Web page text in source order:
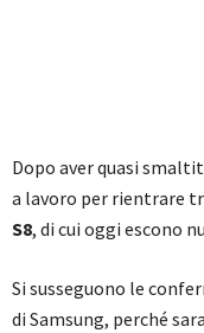
Dopo aver quasi
a lavoro per rientrare
S8, di cui oggi escono
Si susseguono le
di Samsung, perché